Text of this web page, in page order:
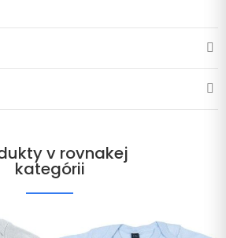
v rovnakej
kategórii